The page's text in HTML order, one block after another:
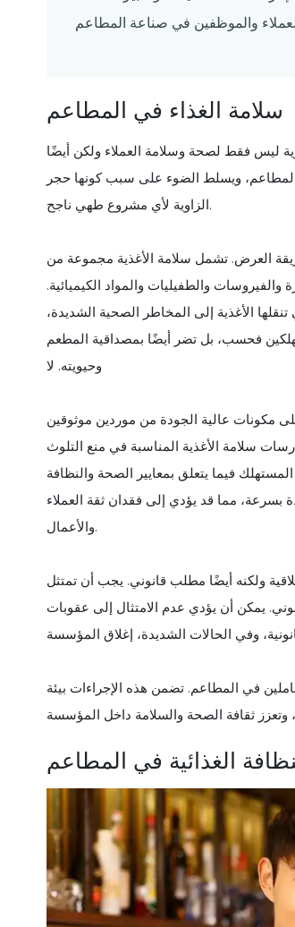
سلامة الغذاء في المطاعم
ليس فقط لصحة وسلامة العملاء ولكن أيضًا
ويسلط الضوء على سبب كونها حجر
الزاوية لأي مشروع طهي ناجح.
العرض. تشمل سلامة الأغذية مجموعة من
والطفيليات والمواد الكيميائية.
الأغذية إلى المخاطر الصحية الشديدة،
فحسب، بل تضر أيضًا بمصداقية المطعم
وحيويته. لا
مكونات عالية الجودة من موردين موثوقين
سلامة الأغذية المناسبة في منع التلوث
فيما يتعلق بمعايير الصحة والنظافة
مما قد يؤدي إلى فقدان ثقة العملاء
والأعمال.
ولكنه أيضًا مطلب قانوني. يجب أن تمتثل
يمكن أن يؤدي عدم الامتثال إلى عقوبات
في المطاعم. تضمن هذه الإجراءات بيئة
الغذائية في المطاعم